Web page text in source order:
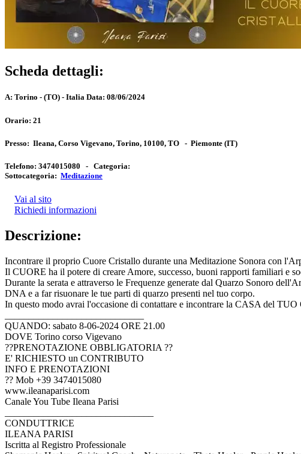
Scheda dettagli:
A: Torino - (TO) - Italia Data: 08/06/2024
Orario: 21
Presso: Ileana, Corso Vigevano, Torino, 10100, TO - Piemonte (IT)
Telefono: 3474015080 - Categoria:
Sottocategoria: Meditazione
Vai al sito
Richiedi informazioni
Descrizione:
Incontrare il proprio Cuore Cristallo durante una Meditazione Sonora con
Il CUORE ha il potere di creare Amore, successo, buoni rapporti familiari e
Durante la serata e attraverso le Frequenze generate dal Quarzo Sonoro
DNA e a far risuonare le tue parti di quarzo presenti nel tuo corpo.
In questo modo avrai l'occasione di contattare e incontrare la CASA del
QUANDO: sabato 8-06-2024 ORE 21.00
DOVE Torino corso Vigevano
??PRENOTAZIONE OBBLIGATORIA ??
E' RICHIESTO un CONTRIBUTO
INFO E PRENOTAZIONI
?? Mob +39 3474015080
www.ileanaparisi.com
Canale You Tube Ileana Parisi
CONDUTTRICE
ILEANA PARISI
Iscritta al Registro Professionale